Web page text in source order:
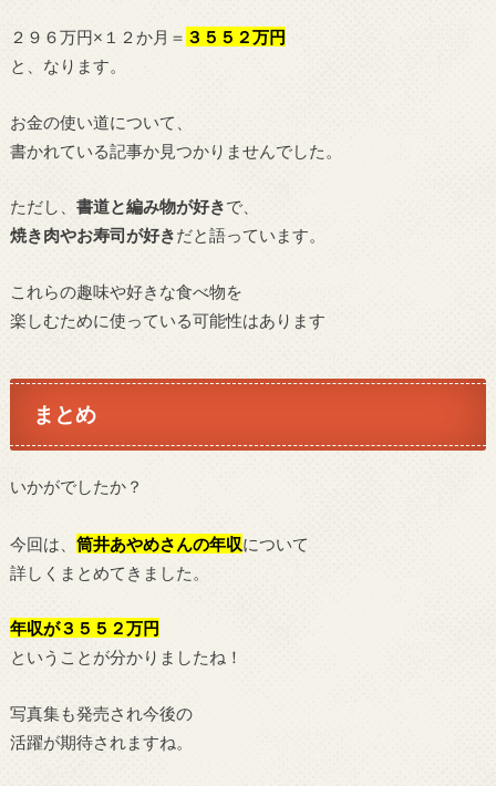
２９６万円×１２か月＝ ３５５２万円
と、なります。
お金の使い道について、
書かれている記事か見つかりませんでした。
ただし、 書道と編み物が好きで、
焼き肉やお寿司が好きだと語っています。
これらの趣味や好きな食べ物を
楽しむために使っている可能性はあります
まとめ
いかがでしたか？
今回は、 筒井あやめさんの年収について
詳しくまとめてきました。
年収が３５５２万円
ということが分かりましたね！
写真集も発売され今後の
活躍が期待されますね。